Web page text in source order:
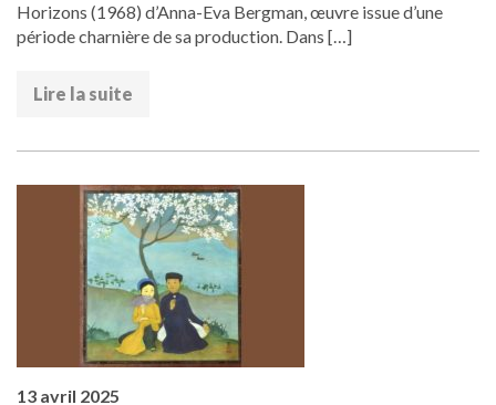
Horizons (1968) d’Anna-Eva Bergman, œuvre issue d’une
période charnière de sa production. Dans […]
Lire la suite
13 avril 2025